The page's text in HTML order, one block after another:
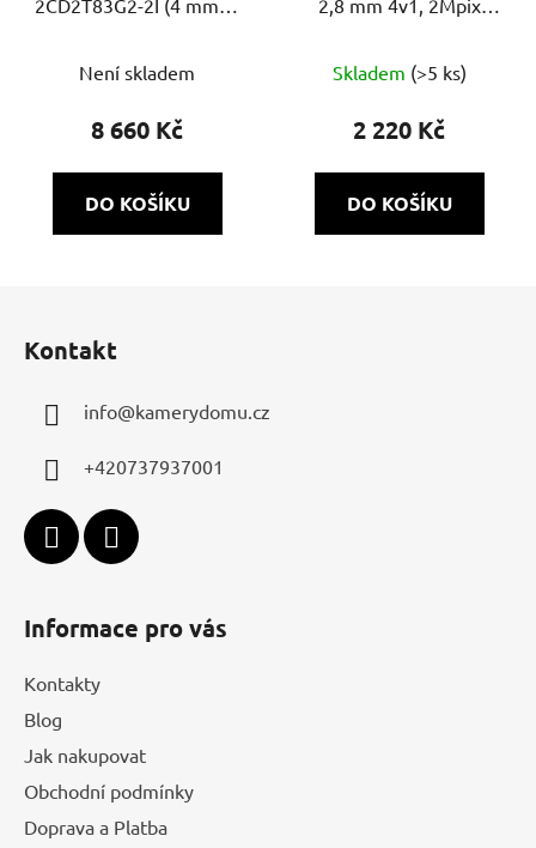
120 dB
Není skladem
8 660 Kč
DO KOŠÍKU
Skladem (>5 ks)
2 220 Kč
DO KOŠÍKU
Kontakt
info@kamerydomu.cz
+420737937001
Informace pro vás
Kontakty
Blog
Jak nakupovat
Obchodní podmínky
Doprava a Platba